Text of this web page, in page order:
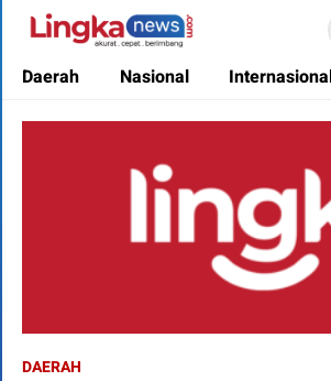
Lingkanews
Akurat. Cepat & Berimbang
Daerah Nasional
DAERAH